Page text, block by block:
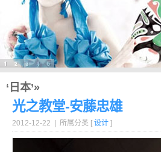
‘日本’»
光之教堂-安藤忠雄
2012-12-22 | 所属分类 [ 设计 ]